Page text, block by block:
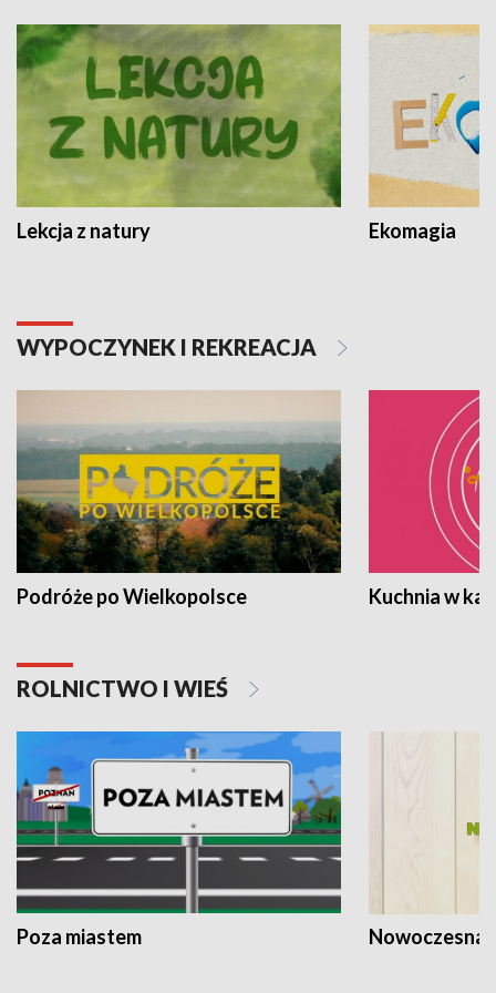
Lekcja z natury Ekomagia
WYPOCZYNEK I REKREACJA
Podróże po Wielkopolsce Kuchnia w
ROLNICTWO I WIEŚ
Poza miastem Nowoczesna